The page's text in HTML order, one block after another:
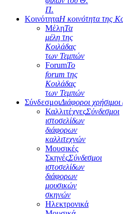
Π.
ΚοινότηταΗ κοινότητα της
ΜέληΤα
μέλη της
Κοιλάδας
των Τεμπών
ForumΤο
forum της
Κοιλάδας
των Τεμπών
ΣύνδεσμοιΔιάφοροι
ΚαλλιτέχνεςΣύνδεσμοι
ιστοσελίδων
διάφορων
καλλιτεχνών
Μουσικές
ΣκηνέςΣύνδεσμοι
ιστοσελίδων
διάφορων
μουσικών
σκηνών
Ηλεκτρονικά